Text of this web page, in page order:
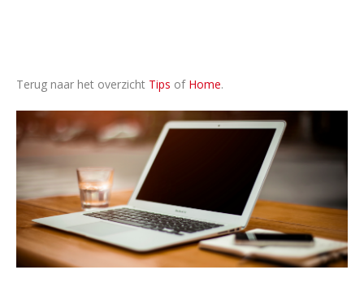
Terug naar het overzicht Tips of Home.